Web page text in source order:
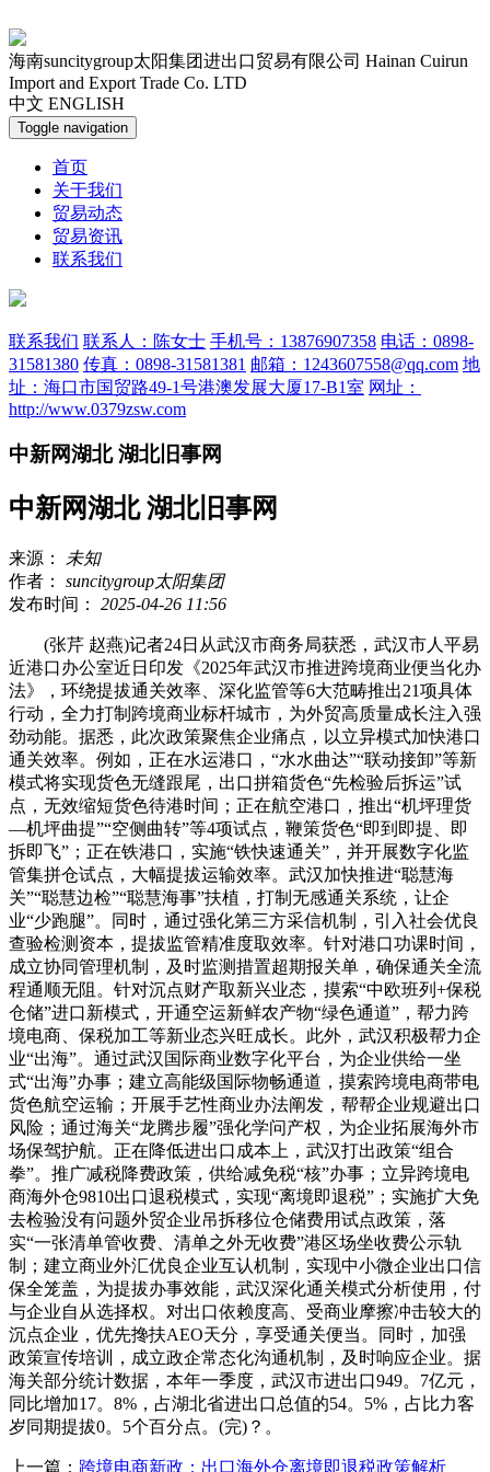
海南suncitygroup太阳集团进出口贸易有限公司 Hainan Cuirun
Import and Export Trade Co. LTD
中文 ENGLISH
Toggle navigation
首页
关于我们
贸易动态
贸易资讯
联系我们
联系我们 联系人：陈女士 手机号：13876907358 电话：0898-
31581380 传真：0898-31581381 邮箱：1243607558@qq.com 地
址：海口市国贸路49-1号港澳发展大厦17-B1室 网址：
http://www.0379zsw.com
中新网湖北 湖北旧事网
中新网湖北 湖北旧事网
来源：
未知
作者： suncitygroup太阳集团
发布时间： 2025-04-26 11:56
(张芹 赵燕)记者24日从武汉市商务局获悉，武汉市人平易
近港口办公室近日印发《2025年武汉市推进跨境商业便当化办
法》，环绕提拔通关效率、深化监管等6大范畴推出21项具体
行动，全力打制跨境商业标杆城市，为外贸高质量成长注入强
劲动能。据悉，此次政策聚焦企业痛点，以立异模式加快港口
通关效率。例如，正在水运港口，“水水曲达”“联动接卸”等新
模式将实现货色无缝跟尾，出口拼箱货色“先检验后拆运”试
点，无效缩短货色待港时间；正在航空港口，推出“机坪理货
—机坪曲提”“空侧曲转”等4项试点，鞭策货色“即到即提、即
拆即飞”；正在铁港口，实施“铁快速通关”，并开展数字化监
管集拼仓试点，大幅提拔运输效率。武汉加快推进“聪慧海
关”“聪慧边检”“聪慧海事”扶植，打制无感通关系统，让企
业“少跑腿”。同时，通过强化第三方采信机制，引入社会优良
查验检测资本，提拔监管精准度取效率。针对港口功课时间，
成立协同管理机制，及时监测措置超期报关单，确保通关全流
程通顺无阻。针对沉点财产取新兴业态，摸索“中欧班列+保税
仓储”进口新模式，开通空运新鲜农产物“绿色通道”，帮力跨
境电商、保税加工等新业态兴旺成长。此外，武汉积极帮力企
业“出海”。通过武汉国际商业数字化平台，为企业供给一坐
式“出海”办事；建立高能级国际物畅通道，摸索跨境电商带电
货色航空运输；开展手艺性商业办法阐发，帮帮企业规避出口
风险；通过海关“龙腾步履”强化学问产权，为企业拓展海外市
场保驾护航。正在降低进出口成本上，武汉打出政策“组合
拳”。推广减税降费政策，供给减免税“核”办事；立异跨境电
商海外仓9810出口退税模式，实现“离境即退税”；实施扩大免
去检验没有问题外贸企业吊拆移位仓储费用试点政策，落
实“一张清单管收费、清单之外无收费”港区场坐收费公示轨
制；建立商业外汇优良企业互认机制，实现中小微企业出口信
保全笼盖，为提拔办事效能，武汉深化通关模式分析使用，付
与企业自从选择权。对出口依赖度高、受商业摩擦冲击较大的
沉点企业，优先搀扶AEO天分，享受通关便当。同时，加强
政策宣传培训，成立政企常态化沟通机制，及时响应企业。据
海关部分统计数据，本年一季度，武汉市进出口949。7亿元，
同比增加17。8%，占湖北省进出口总值的54。5%，占比力客
岁同期提拔0。5个百分点。(完)？。
上一篇： 跨境电商新政：出口海外仓离境即退税政策解析